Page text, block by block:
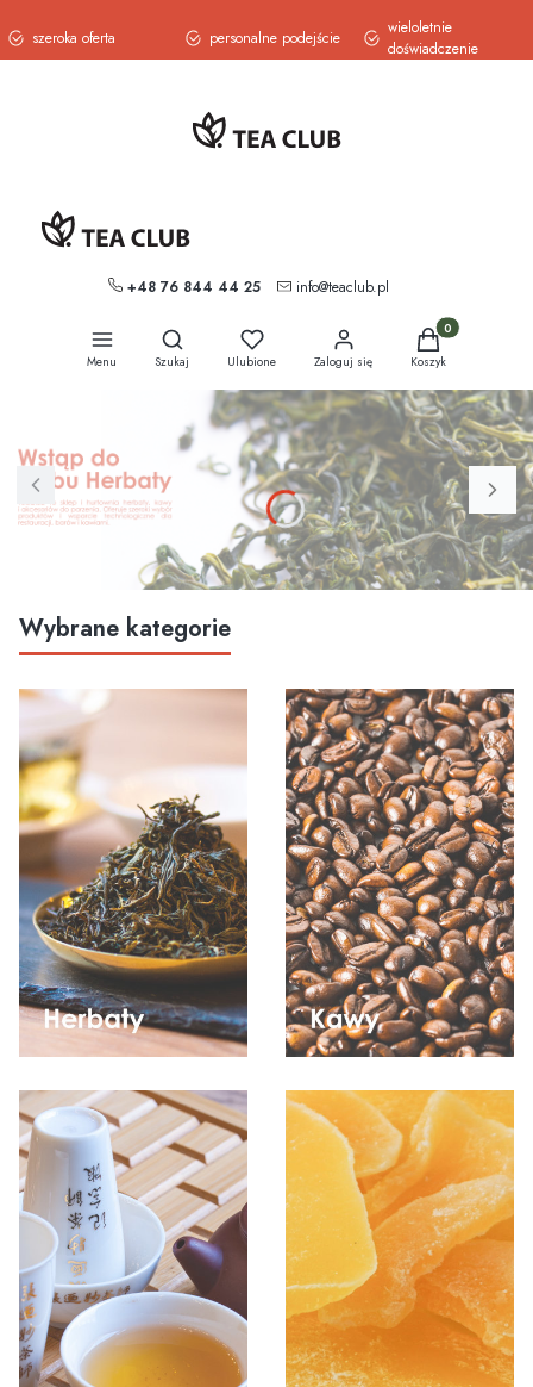
szeroka oferta personalne podejście
wieloletnie
doświadczenie
+48 76 844 44 25 info@teaclub.pl
Menu
Otwórz wyszukiwarkę
Szukaj Ulubione Zaloguj się
Produkty w
Koszyk
Wybrane kategorie